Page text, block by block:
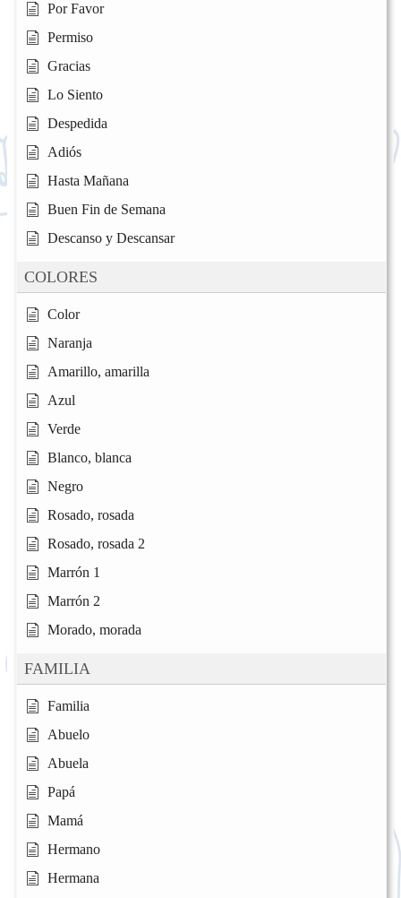
Por Favor
Permiso
Gracias
Lo Siento
Despedida
Adiós
Hasta Mañana
Buen Fin de Semana
Descanso y Descansar
COLORES
Color
Naranja
Amarillo, amarilla
Azul
Verde
Blanco, blanca
Negro
Rosado, rosada
Rosado, rosada 2
Marrón 1
Marrón 2
Morado, morada
FAMILIA
Familia
Abuelo
Abuela
Papá
Mamá
Hermano
Hermana